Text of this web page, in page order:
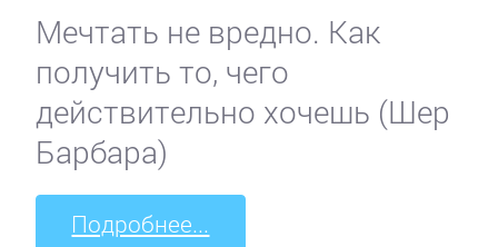
Мечтать не вредно. Как
получить то, чего
действительно хочешь (Шер
Барбара)
Подробнее...